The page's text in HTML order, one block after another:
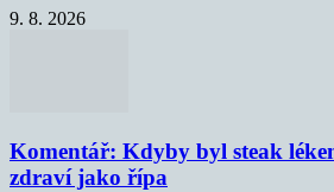
9. 8. 2026
Komentář: Kdyby byl steak
zdraví jako řípa